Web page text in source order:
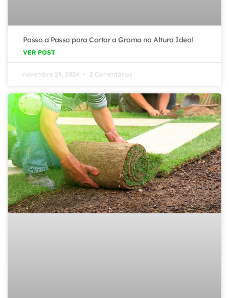
Passo a Passo para Cortar a Grama na Altura Ideal
VER POST
novembro 29, 2024 2 Comentários